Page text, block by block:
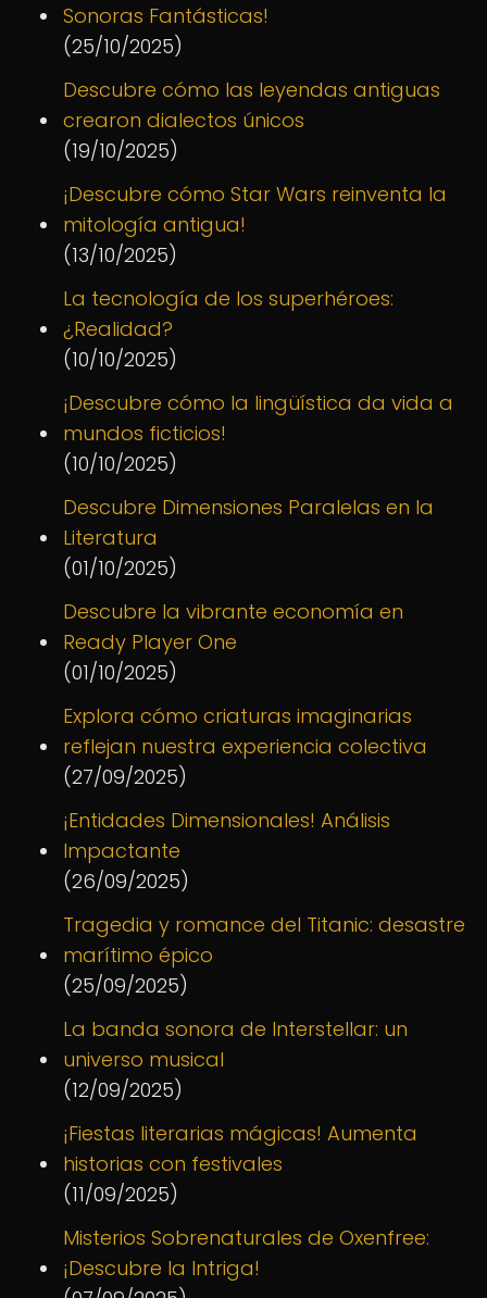
Sonoras Fantásticas!
(25/10/2025)
Descubre cómo las leyendas antiguas
crearon dialectos únicos
(19/10/2025)
¡Descubre cómo Star Wars reinventa la
mitología antigua!
(13/10/2025)
La tecnología de los superhéroes:
¿Realidad?
(10/10/2025)
¡Descubre cómo la lingüística da vida a
mundos ficticios!
(10/10/2025)
Descubre Dimensiones Paralelas en la
Literatura
(01/10/2025)
Descubre la vibrante economía en
Ready Player One
(01/10/2025)
Explora cómo criaturas imaginarias
reflejan nuestra experiencia colectiva
(27/09/2025)
¡Entidades Dimensionales! Análisis
Impactante
(26/09/2025)
Tragedia y romance del Titanic: desastre
marítimo épico
(25/09/2025)
La banda sonora de Interstellar: un
universo musical
(12/09/2025)
¡Fiestas literarias mágicas! Aumenta
historias con festivales
(11/09/2025)
Misterios Sobrenaturales de Oxenfree:
¡Descubre la Intriga!